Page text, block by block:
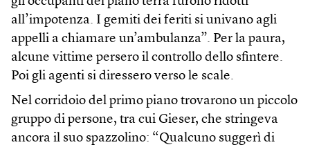
all’impotenza. I gemiti dei feriti si univano agli
appelli a chiamare un’ambulanza”. Per la paura,
alcune vittime persero il controllo dello sfintere.
Poi gli agenti si diressero verso le scale.
Nel corridoio del primo piano trovarono un piccolo
gruppo di persone, tra cui Gieser, che stringeva
ancora il suo spazzolino: “Qualcuno suggerì di